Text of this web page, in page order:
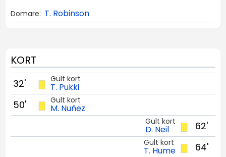
Domare: T. Robinson
KORT
Gult kort
T. Pukki
32'
Gult kort
M. Nuñez
50'
62'
Gult kort
D. Neil
64'
Gult kort
T. Hume